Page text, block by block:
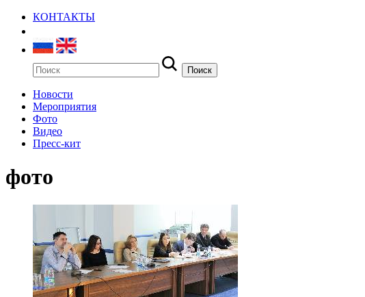
КОНТАКТЫ
Новости
Мероприятия
Фото
Видео
Пресс-кит
фото